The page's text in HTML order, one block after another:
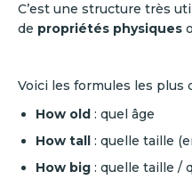
C’est une structure très
de propriétés physiques
Voici les formules les plus
How old : quel âge
How tall : quelle taille
How big : quelle taille /